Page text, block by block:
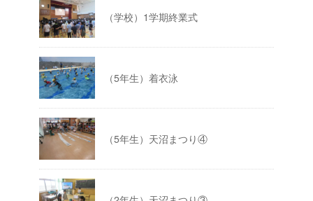
（学校）1学期終業式
（5年生）着衣泳
（5年生）天沼まつり④